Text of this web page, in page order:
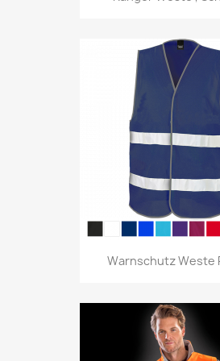
Warnschutz Weste